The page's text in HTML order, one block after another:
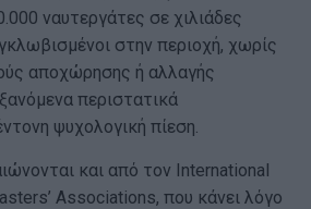
ναυτεργάτες σε χιλιάδες
στην περιοχή, χωρίς
αποχώρησης ή αλλαγής
περιστατικά
ψυχολογική πίεση.
και από τον International
Associations, που κάνει λόγο